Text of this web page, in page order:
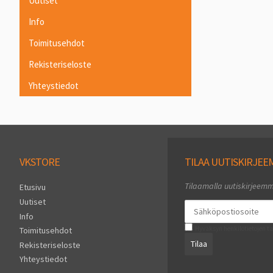
Info
Toimitusehdot
Rekisteriseloste
Yhteystiedot
VKSTORE
Etusivu
Uutiset
Info
Toimitusehdot
Rekisteriseloste
Yhteystiedot
TILAA
Tilaamalla
Tilaa